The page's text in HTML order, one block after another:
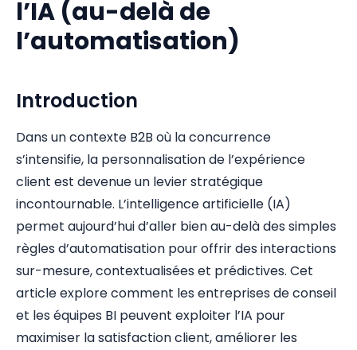
l’IA (au-delà de
l’automatisation)
Introduction
Dans un contexte B2B où la concurrence
s’intensifie, la personnalisation de l’expérience
client est devenue un levier stratégique
incontournable. L’intelligence artificielle (IA)
permet aujourd’hui d’aller bien au-delà des simples
règles d’automatisation pour offrir des interactions
sur-mesure, contextualisées et prédictives. Cet
article explore comment les entreprises de conseil
et les équipes BI peuvent exploiter l’IA pour
maximiser la satisfaction client, améliorer les